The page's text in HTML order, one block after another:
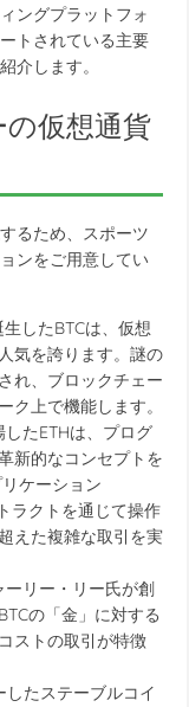
ングプラットフォ
トされている主要
介します。
仮想通貨
るため、スポーツ
ンをご用意してい
したBTCは、仮想
気を誇ります。謎の
れ、ブロックチェー
ク上で機能します。
たETHは、プログ
新的なコンセプトを
ケーション
ラクトを通じて操作
えた複雑な取引を実
ーリー・リー氏が創
の「金」に対する
ストの取引が特徴
たステーブルコイ